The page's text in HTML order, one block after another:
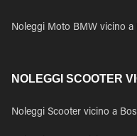
Noleggi Moto BMW vicino a
NOLEGGI SCOOTER
Noleggi Scooter vicino a